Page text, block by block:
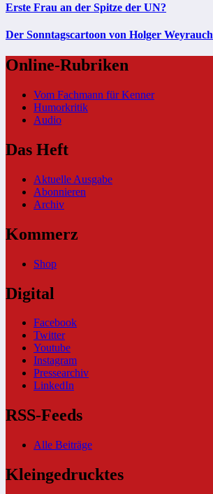
Erste Frau an der Spitze der UN?
Der Sonntagscartoon von Holger Weyrauch
Online-Rubriken
Vom Fachmann für Kenner
Humorkritik
Audio
Das Heft
Aktuelle Ausgabe
Abonnieren
Archiv
Kommerz
Shop
Digital
Facebook
Twitter
Youtube
Instagram
Pressearchiv
LinkedIn
RSS-Feeds
Alle Beiträge
Kleingedrucktes